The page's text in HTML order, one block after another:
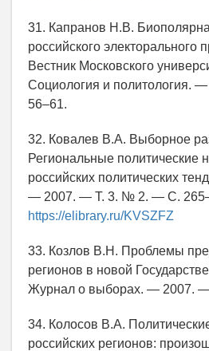
31. Капранов Н.В.
российского электорального
Вестник Московского
Социология и
56–61.
32. Ковалев В.А. Выборное
Региональные политические
российских политических
— 2007. — Т. 3. № 2. — С.
https://elibrary.ru/KVSZFZ
33. Козлов В.Н. Проблемы
регионов в новой
Журнал о выборах. — 2007.
34. Колосов В.А.
российских регионов: